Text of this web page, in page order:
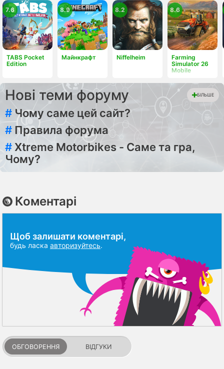
TABS Pocket
Edition
7.6
Майнкрафт
8.9
Niffelheim
8.2
Farming
Simulator 26
Mobile
8.6
Нові теми форуму БІЛЬШЕ
# Чому саме цей сайт?
# Правила форума
# Xtreme Motorbikes - Саме та гра,
Чому?
Коментарі
Щоб залишати коментарі,
будь ласка авторизуйтесь.
ОБГОВОРЕННЯ ВІДГУКИ